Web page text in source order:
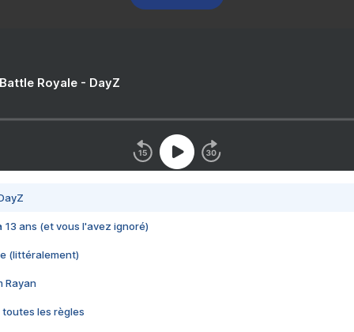
Royale - DayZ
13 ans (et vous l'avez ignoré)
(littéralement)
Rayan
toutes les règles